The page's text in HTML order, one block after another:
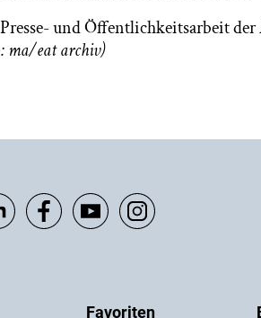
und Öffentlichkeitsarbeit
ma/eat archiv)
Favoriten